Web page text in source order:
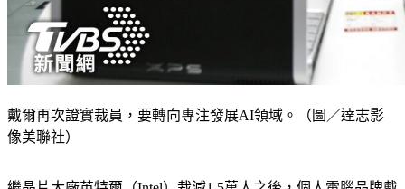
戴爾再次證實裁員，要轉向專注發展AI領域。（圖／達志影
像美聯社）